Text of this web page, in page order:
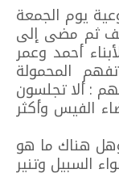
يوم الجمعة
ثم مضى إلى
أحمد وعمر
المحمولة
: ألا تجلسون
الفيس وأكثر
هناك ما هو
السبيل وتنير